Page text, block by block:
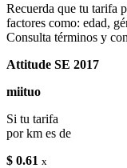
Recuerda que tu tarifa
factores como: edad,
Consulta términos y
Attitude SE 2017
miituo
Si tu tarifa
por km es de
$ 0.61 x